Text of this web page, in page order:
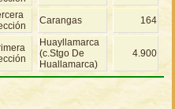
Carangas 164
Huayllamarca
(c.Stgo De
Huallamarca)
4.900